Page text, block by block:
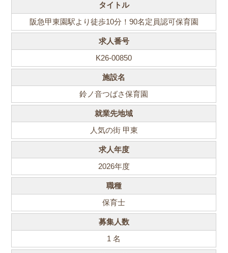
タイトル
阪急甲東園駅より徒歩10分！90名定員認可保育園
求人番号
K26-00850
施設名
鈴ノ音つばさ保育園
就業先地域
人気の街 甲東
求人年度
2026年度
職種
保育士
募集人数
1 名